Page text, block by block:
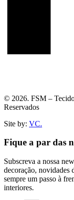
© 2026. FSM –
Reservados
Site by: VC.
Fique a par das
Subscreva a nossa
decoração, novidades
sempre um passo à
interiores.